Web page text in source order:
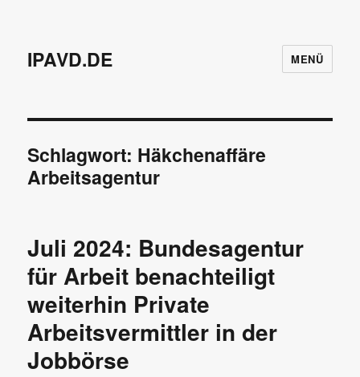
IPAVD.DE MENÜ
Schlagwort: Häkchenaffäre
Arbeitsagentur
Juli 2024: Bundesagentur
für Arbeit benachteiligt
weiterhin Private
Arbeitsvermittler in der
Jobbörse